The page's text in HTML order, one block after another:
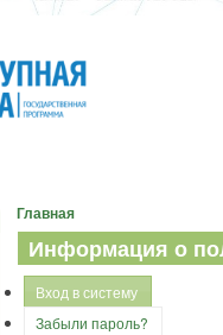
Главная
Информация о
Вход в систему
Забыли пароль?